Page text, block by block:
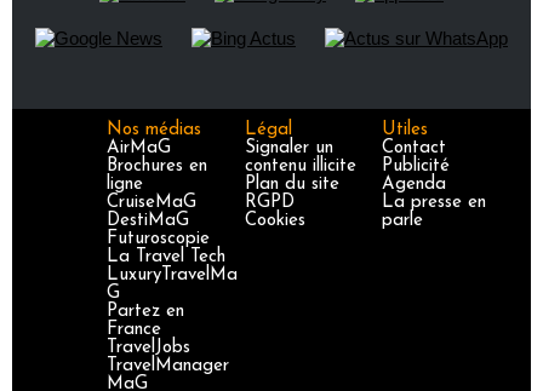
Nos médias
AirMaG
Brochures en
ligne
CruiseMaG
DestiMaG
Futuroscopie
La Travel Tech
LuxuryTravelMa
G
Partez en
France
TravelJobs
TravelManager
MaG
Légal
Signaler un
contenu illicite
Plan du site
RGPD
Cookies
Utiles
Contact
Publicité
Agenda
La presse en
parle